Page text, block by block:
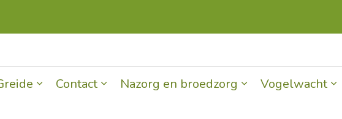
Contact Nazorg en broedzorg Vogelwacht